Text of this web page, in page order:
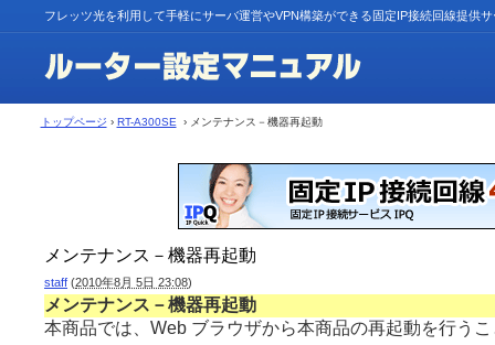
フレッツ光を利用して手軽にサーバ運営やVPN構築ができる固定IP接続回線提供
トップページ › RT-A300SE › メンテナンス－機器再起動
メンテナンス－機器再起動
staff (2010年8月 5日 23:08)
メンテナンス－機器再起動
本商品では、Web ブラウザから本商品の再起動を行う